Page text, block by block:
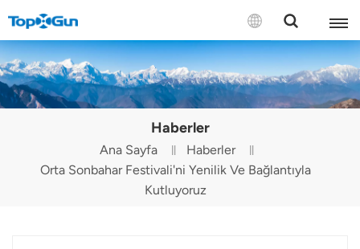
BİZE ULAŞIN
English
Español
Русский
Haberler
Ana Sayfa
Haberler
Orta Sonbahar Festivali'ni Yenilik Ve Bağlantıyla
Kutluyoruz